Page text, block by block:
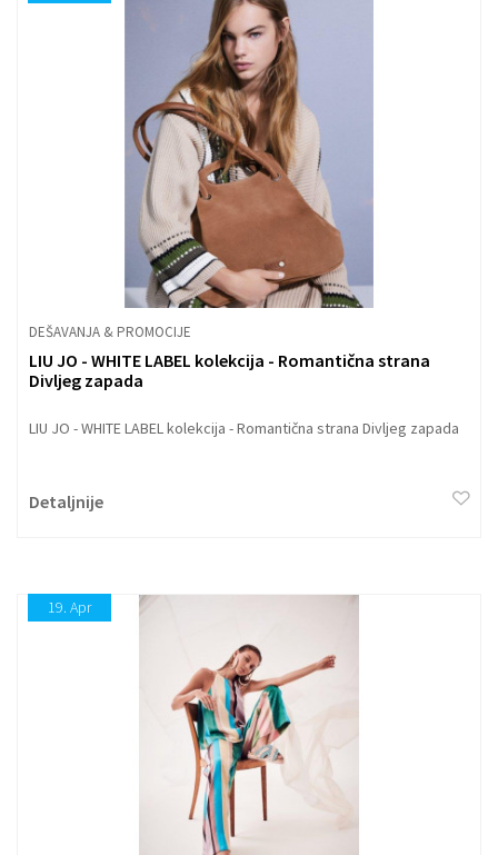
DEŠAVANJA & PROMOCIJE
LIU JO - WHITE LABEL kolekcija - Romantična strana
Divljeg zapada
LIU JO - WHITE LABEL kolekcija - Romantična strana Divljeg zapada
Detaljnije
19. Apr